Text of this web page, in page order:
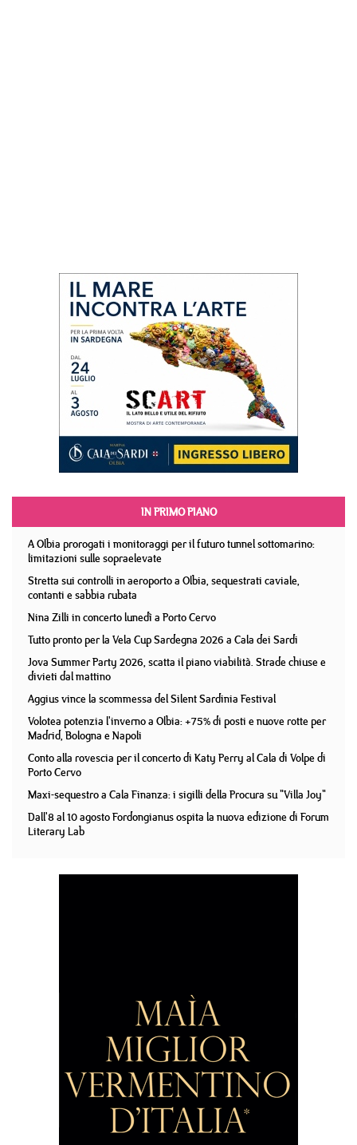
IN PRIMO PIANO
A Olbia prorogati i monitoraggi per il futuro tunnel sottomarino:
limitazioni sulle sopraelevate
Stretta sui controlli in aeroporto a Olbia, sequestrati caviale,
contanti e sabbia rubata
Nina Zilli in concerto lunedì a Porto Cervo
Tutto pronto per la Vela Cup Sardegna 2026 a Cala dei Sardi
Jova Summer Party 2026, scatta il piano viabilità. Strade chiuse e
divieti dal mattino
Aggius vince la scommessa del Silent Sardinia Festival
Volotea potenzia l'inverno a Olbia: +75% di posti e nuove rotte per
Madrid, Bologna e Napoli
Conto alla rovescia per il concerto di Katy Perry al Cala di Volpe di
Porto Cervo
Maxi-sequestro a Cala Finanza: i sigilli della Procura su "Villa Joy"
Dall'8 al 10 agosto Fordongianus ospita la nuova edizione di Forum
Literary Lab